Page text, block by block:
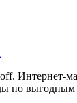
Интернет-
по